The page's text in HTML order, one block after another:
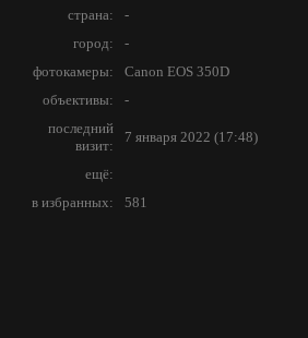
страна:
-
город:
-
фотокамеры:
Canon EOS 350D
объективы:
-
последний
визит:
7 января 2022 (17:48)
ещё:
в избранных:
581